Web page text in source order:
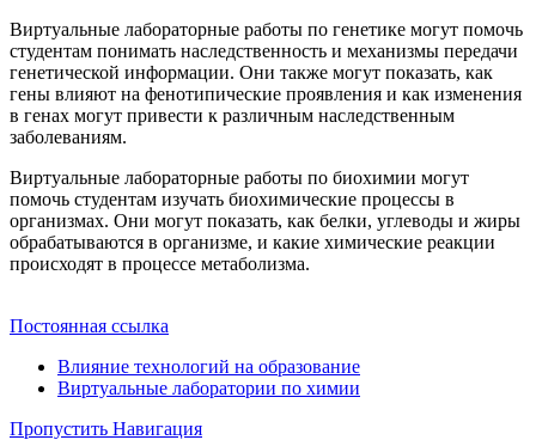
Виртуальные лабораторные работы по генетике могут помочь
студентам понимать наследственность и механизмы передачи
генетической информации. Они также могут показать, как
гены влияют на фенотипические проявления и как изменения
в генах могут привести к различным наследственным
заболеваниям.
Виртуальные лабораторные работы по биохимии могут
помочь студентам изучать биохимические процессы в
организмах. Они могут показать, как белки, углеводы и жиры
обрабатываются в организме, и какие химические реакции
происходят в процессе метаболизма.
Постоянная ссылка
Влияние технологий на образование
Виртуальные лаборатории по химии
Пропустить Навигация